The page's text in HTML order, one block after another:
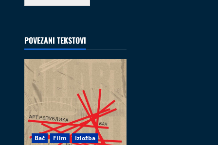
POVEZANI TEKSTOVI
Bač Film
Izložba